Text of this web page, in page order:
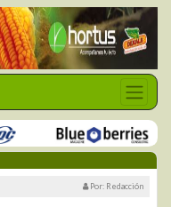
Por: Redacción